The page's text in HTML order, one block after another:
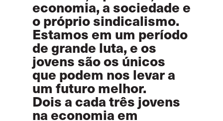
economia, a sociedade e
o próprio sindicalismo.
Estamos em um período
de grande luta, e os
jovens são os únicos
que podem nos levar a
um futuro melhor.
Dois a cada três jovens
na economia em